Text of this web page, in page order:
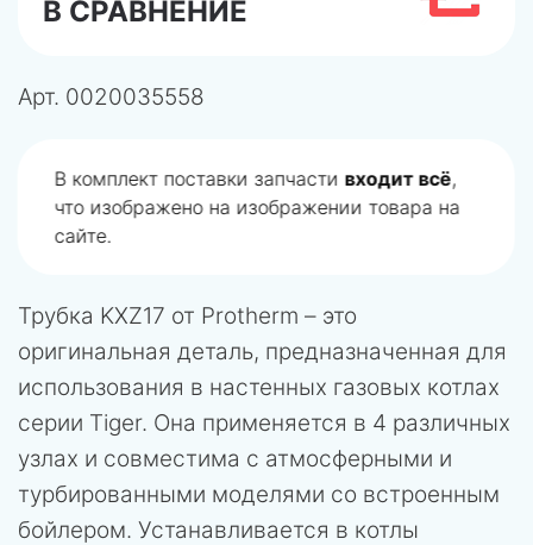
В СРАВНЕНИЕ
Арт. 0020035558
В комплект поставки запчасти входит всё,
что изображено на изображении товара на
сайте.
Трубка KXZ17 от Protherm – это
оригинальная деталь, предназначенная для
использования в настенных газовых котлах
серии Tiger. Она применяется в 4 различных
узлах и совместима с атмосферными и
турбированными моделями со встроенным
бойлером. Устанавливается в котлы